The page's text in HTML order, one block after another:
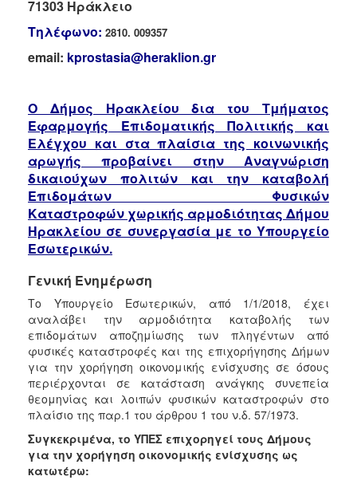
Ημερήσιας
Φροντίδας
(Κ.Η.Φ.Η.)
Αδειοδότηση
&
Έλεγχος
Βρεφονηπιακών
Σταθμών
Δημοτικό
Ιατρείο
Ξενώνας
Φιλοξενίας
Κοινότητας
Κοινωνικό
Φαρμακείο
Κοινωνικό
Παντοπωλείο
Ισότητα
Φύλων
Υγεία
71303 Ηράκλειο
Τηλέφωνο: 2810. 009357
email: kprostasia@heraklion.gr
Ο Δήμος Ηρακλείου δια του Τμήματος
Εφαρμογής Επιδοματικής Πολιτικής και
Ελέγχου και στα πλαίσια της κοινωνικής
αρωγής προβαίνει στην Αναγνώριση
δικαιούχων πολιτών και την καταβολή
Επιδομάτων Φυσικών
Καταστροφών χωρικής αρμοδιότητας Δήμου
Ηρακλείου σε συνεργασία με το Υπουργείο
Εσωτερικών.
Γενική Ενημέρωση
Το Υπουργείο Εσωτερικών, από 1/1/2018, έχει
αναλάβει την αρμοδιότητα καταβολής των
επιδομάτων αποζημίωσης των πληγέντων από
φυσικές καταστροφές και της επιχορήγησης Δήμων
για την χορήγηση οικονομικής ενίσχυσης σε όσους
περιέρχονται σε κατάσταση ανάγκης συνεπεία
θεομηνίας και λοιπών φυσικών καταστροφών στο
πλαίσιο της παρ.1 του άρθρου 1 του ν.δ. 57/1973.
Συγκεκριμένα, το ΥΠΕΣ επιχορηγεί τους Δήμους
για την χορήγηση οικονομικής ενίσχυσης ως
κατωτέρω: